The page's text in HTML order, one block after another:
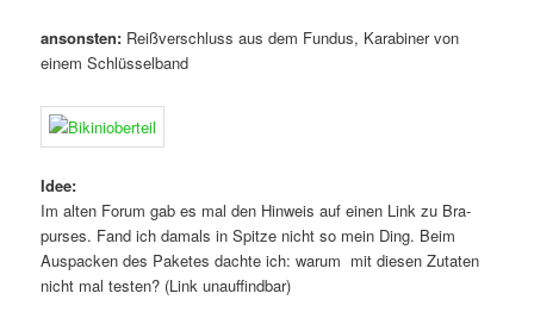
ansonsten: Reißverschluss aus dem Fundus, Karabiner von
einem Schlüsselband
Idee:
Im alten Forum gab es mal den Hinweis auf einen Link zu Bra-
purses. Fand ich damals in Spitze nicht so mein Ding. Beim
Auspacken des Paketes dachte ich: warum mit diesen Zutaten
nicht mal testen? (Link unauffindbar)